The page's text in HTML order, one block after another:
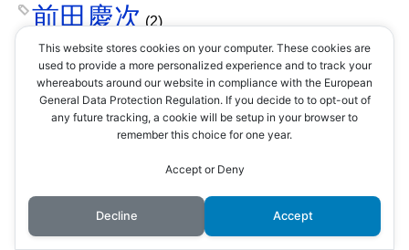
前田慶次(2)
剣術(1)
剣豪(3)
加賀一向一揆 (1)
This website stores cookies on your computer. These cookies are
used to provide a more personalized experience and to track your
whereabouts around our website in compliance with the European
General Data Protection Regulation. If you decide to to opt-out of
any future tracking, a cookie will be setup in your browser to
remember this choice for one year.
Accept or Deny
Decline Accept